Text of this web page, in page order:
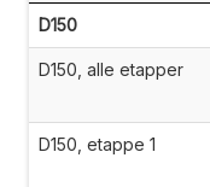
D150
D150, alle etapper
D150, etappe 1